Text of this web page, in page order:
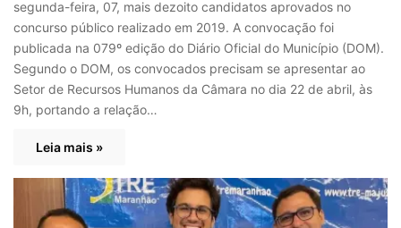
segunda-feira, 07, mais dezoito candidatos aprovados no
concurso público realizado em 2019. A convocação foi
publicada na 079º edição do Diário Oficial do Município (DOM).
Segundo o DOM, os convocados precisam se apresentar ao
Setor de Recursos Humanos da Câmara no dia 22 de abril, às
9h, portando a relação…
Leia mais »